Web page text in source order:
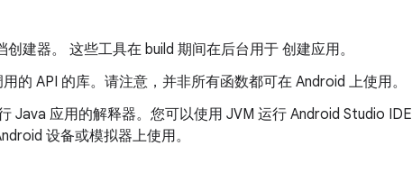
建器。 这些工具在 build 期间在后台用于 创建应用。
的 API 的库。请注意，并非所有函数都可在 Android 上使用。
Java 应用的解释器。您可以使用 JVM 运行 Android Studio IDE
设备或模拟器上使用。